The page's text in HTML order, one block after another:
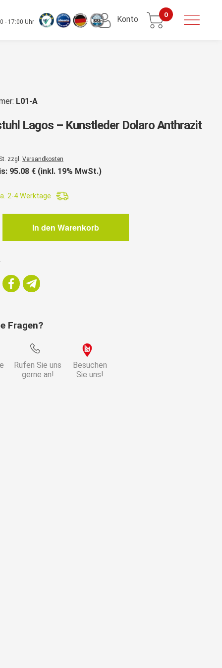
- 17:00 Uhr Konto 0
L01-A
Lagos – Kunstleder Dolaro Anthrazit
zzgl. Versandkosten
95.08 € (inkl. 19% MwSt.)
2-4 Werktage
In den Warenkorb
Fragen?
Rufen Sie uns
gerne an!
Besuchen
Sie uns!